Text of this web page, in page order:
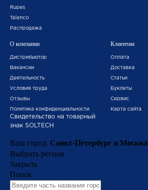
Rupes
Talenco
Распродажа
О компании
Дистрибьютор
Вакансии
Деятельность
Условия труда
Отзывы
Политика конфиденциальности
Свидетельство на товарный
знак SOLTECH
Клиентам
Оплата
Доставка
Статьи
Буклеты
Сервис
Карта сайта
Ваш город: Санкт-Петербург и Москва
Выбрать регион
Закрыть
Поиск